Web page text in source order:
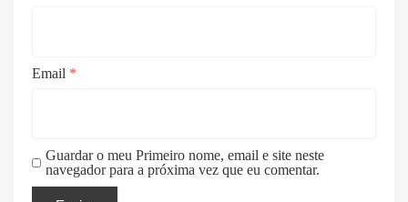
Email *
Guardar o meu Primeiro nome, email e site neste
navegador para a próxima vez que eu comentar.